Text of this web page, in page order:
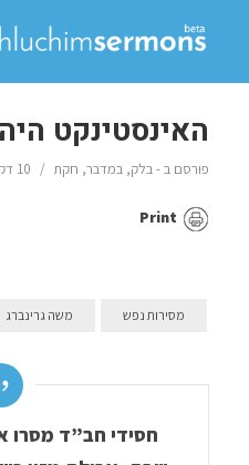
האינסטינקט
פורסם ב -בלק, במדבר, חקת 10 דק׳ זמן קריאה
Print
מסירות נפש משה גרינברג
חסידי חב”ד